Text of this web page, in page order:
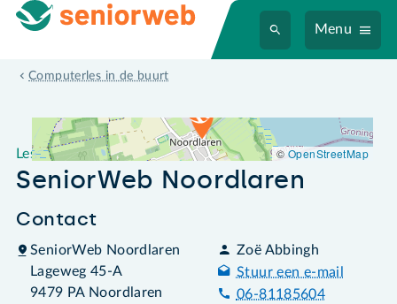
Menu
Computerles in de buurt
Leslocatie SeniorWeb Noordlaren
Leslocatie
SeniorWeb Noordlaren
Contact
SeniorWeb Noordlaren
Lageweg 45-A
9479 PA Noordlaren
Zoë Abbingh
Stuur een e-mail
06-81185604
©OpenStreetMap